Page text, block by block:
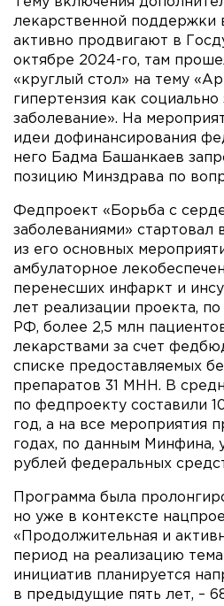
лекарственной поддержки
активно продвигают в
октябре 2024-го, там
«круглый стол» на тему
гипертензия как социально
заболевание». На
идеи дофинансирования
него Бадма Башанкаев
позицию Минздрава по
Федпроект «Борьба с
заболеваниями» стартовал
из его основных
амбулаторное
перенесших инфаркт и
лет реализации проекта,
РФ, более 2,5 млн
лекарствами за счет
списке предоставляемых
препаратов 31 МНН. В
по федпроекту составили
год, а на все мероприятия
годах, по данным Минфина,
рублей федеральных
Программа была
но уже в контексте
«Продолжительная и
период на реализацию
инициатив планируется
в предыдущие пять лет, –